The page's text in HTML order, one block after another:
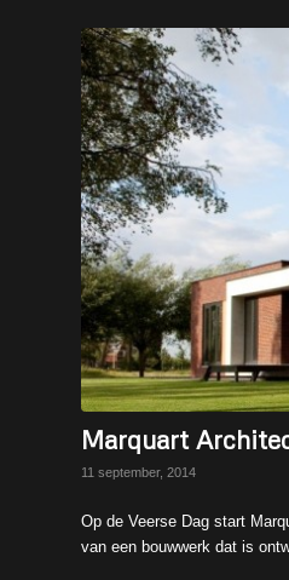
Marquart
11 september, 2014
Op de Veerse Dag start
van een bouwwerk dat is